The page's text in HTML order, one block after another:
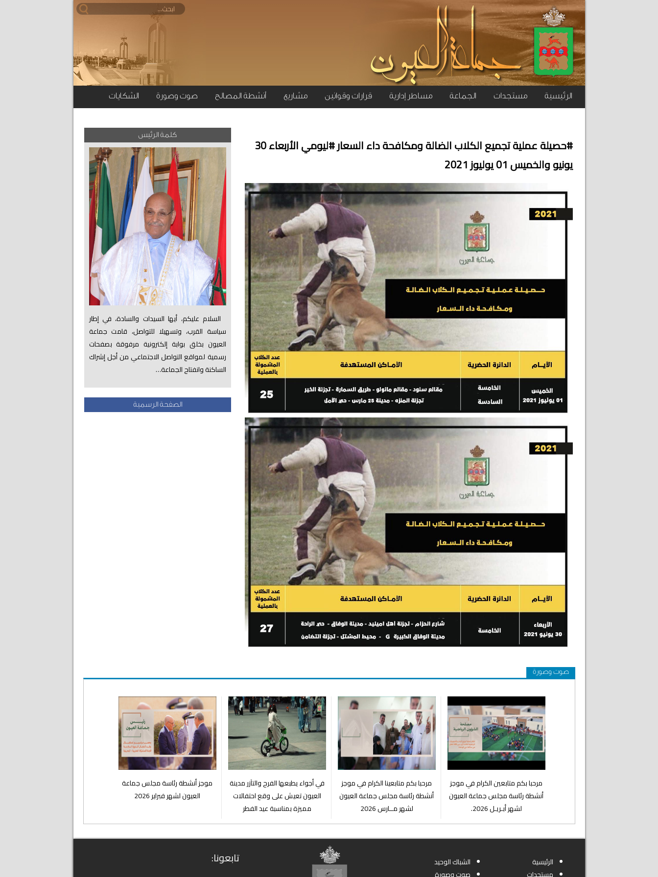
الرئيسية مستجدات الجماعة مساطر إدارية قرارات وقوانين مشاريع أنشطة المصالح صوت وصورة الشكايات
#حصيلة عملية تجميع الكلاب الضالة ومكافحة داء السعار #ليومي الأربعاء 30
يونيو والخميس 01 يوليوز 2021
كلمة الرئيس
السلام عليكم، أيها السيدات والسادة، في إطار
سياسة القرب، وتسهيلا للتواصل، قامت جماعة
العيون بخلق بوابة إلكترونية مرفوقة بصفحات
رسمية لمواقع التواصل الاجتماعي من أجل إشراك
الساكنة وانفتاح الجماعة…
الصفحة الرسمية
صوت وصورة
⁨مرحبا بكم متابعين الكرام في موجز
أنشطة رئاسة مجلس جماعة العيون
لشهر أبـريـل 2026.
مرحبا بكم متابعينا الكرام في موجز
أنشطة رئاسة مجلس جماعة العيون
لشهر مــارس 2026
في أجواء يطبعها الفرح والتآزر مدينة
العيون تعيش على وقع احتفالات
مميزة بمناسبة عيد الفطر
موجز أنشطة رئاسة مجلس جماعة
العيون لشهر فبراير 2026
الرئيسية
الشباك الوحيد
تابعونا: